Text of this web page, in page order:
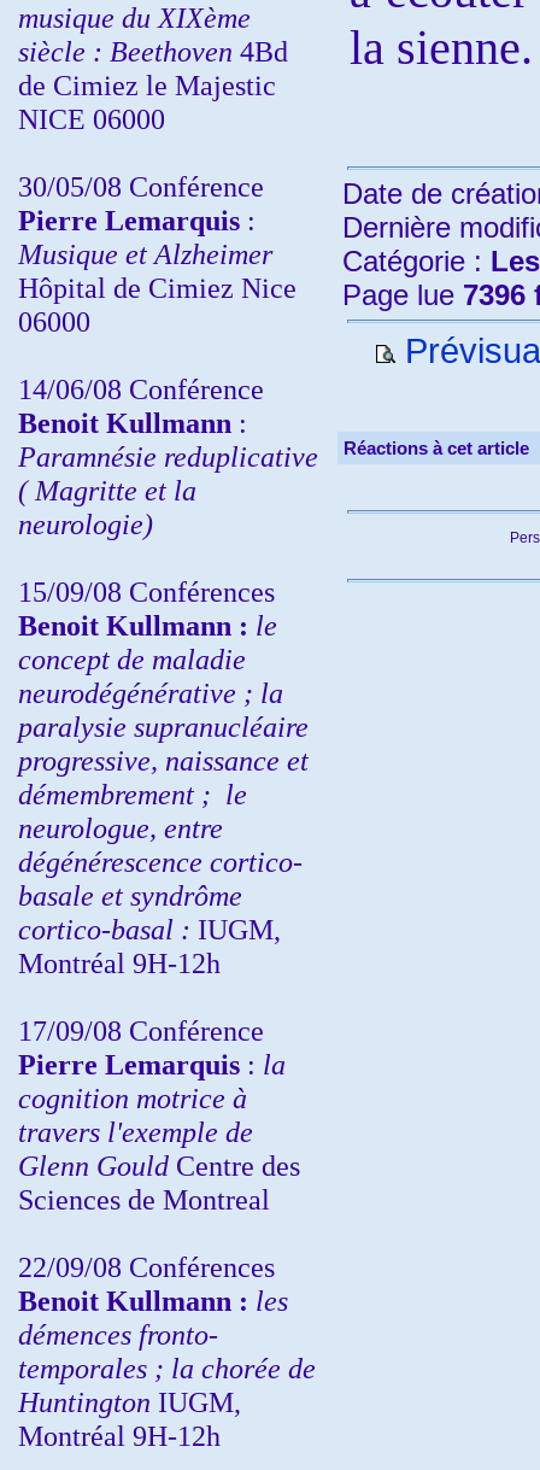
musique du XIXème
siècle : Beethoven 4Bd
de Cimiez le Majestic
NICE 06000
30/05/08 Conférence
Pierre Lemarquis :
Musique et Alzheimer
Hôpital de Cimiez Nice
06000
14/06/08 Conférence
Benoit Kullmann :
Paramnésie reduplicative
( Magritte et la
neurologie)
15/09/08 Conférences
Benoit Kullmann : le
concept de maladie
neurodégénérative ; la
paralysie supranucléaire
progressive, naissance et
démembrement ; le
neurologue, entre
dégénérescence cortico-
basale et syndrôme
cortico-basal : IUGM,
Montréal 9H-12h
17/09/08 Conférence
Pierre Lemarquis : la
cognition motrice à
travers l'exemple de
Glenn Gould Centre des
Sciences de Montreal
22/09/08 Conférences
Benoit Kullmann : les
démences fronto-
temporales ; la chorée de
Huntington IUGM,
Montréal 9H-12h
la sienne.
Date de
Dernière
Catégorie :
Page lue 7396
Réactions à cet article